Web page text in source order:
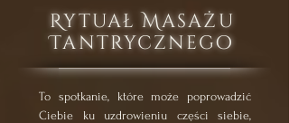
Rytuał Masażu
Tantrycznego
To spotkanie, które może poprowadzić
Ciebie ku uzdrowieniu części siebie,